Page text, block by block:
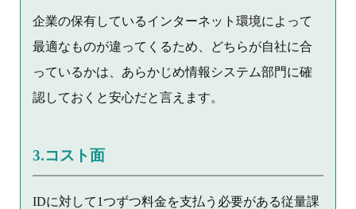
企業の保有しているインターネット環境によって
最適なものが違ってくるため、どちらが自社に合
っているかは、あらかじめ情報システム部門に確
認しておくと安心だと言えます。
3.コスト面
IDに対して1つずつ料金を支払う必要がある従量課